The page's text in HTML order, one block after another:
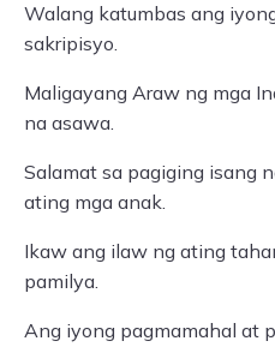
Walang katumbas ang
sakripisyo.
Maligayang Araw ng mga
na asawa.
Salamat sa pagiging isang
ating mga anak.
Ikaw ang ilaw ng ating
pamilya.
Ang iyong pagmamahal at